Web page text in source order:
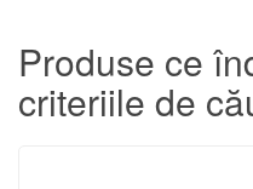
Produse ce
criteriile de